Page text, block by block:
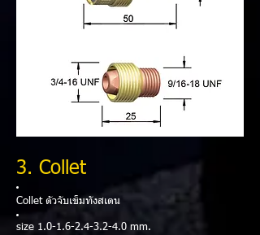
3. Collet
Collet ตัวจับเข็มทังสเตน​
size 1.0-1.6-2.4-3.2-4.0 mm.